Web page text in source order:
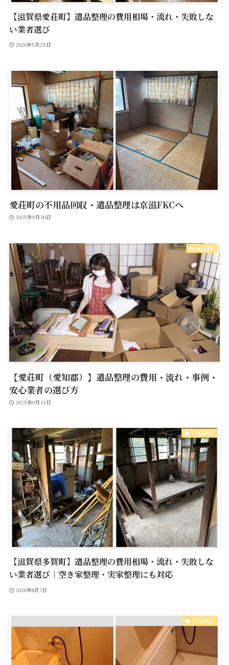
【滋賀県愛荘町】遺品整理の費用相場・流れ・失敗しな
い業者選び
2026年5月25日
愛荘町の不用品回収・遺品整理は京滋FKCへ
2025年9月26日
遺品整理
【愛荘町（愛知郡）】遺品整理の費用・流れ・事例・
安心業者の選び方
2025年9月21日
不用品回収
【滋賀県多賀町】遺品整理の費用相場・流れ・失敗しな
い業者選び｜空き家整理・実家整理にも対応
2026年8月7日
不用品回収